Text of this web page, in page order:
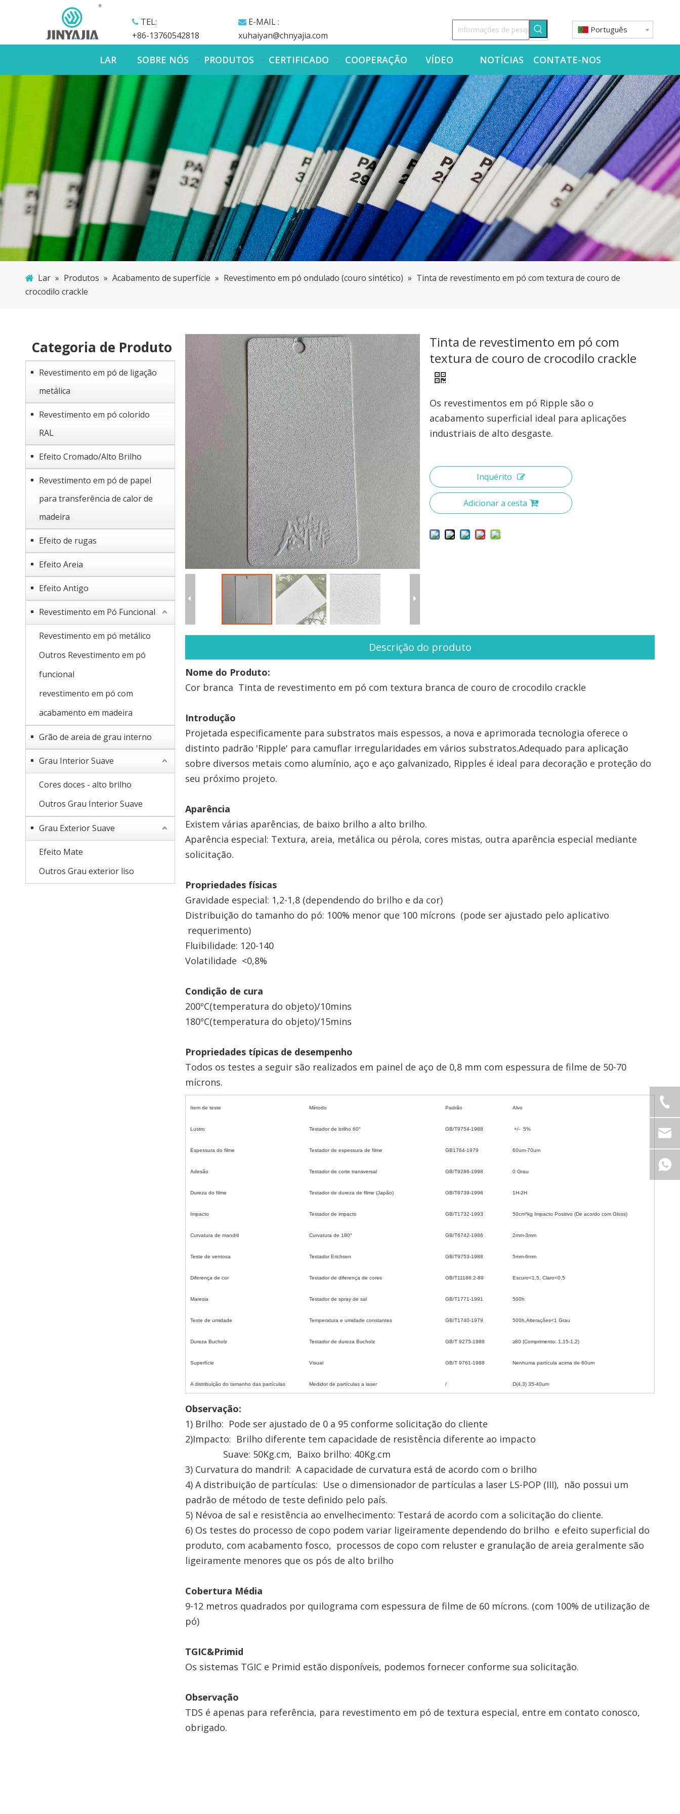
TEL:
+86-13760542818
 E-MAIL :
xuhaiyan@chnyajia.com
Português
LAR SOBRE NÓS PRODUTOS CERTIFICADO COOPERAÇÃO VÍDEO NOTÍCIAS CONTATE-NOS
Lar » Produtos » Acabamento de superfície » Revestimento em pó ondulado (couro sintético) » Tinta de revestimento em pó com textura de couro de
crocodilo crackle
Categoria de Produto
Revestimento em pó de ligação
metálica
Revestimento em pó colorido
RAL
Efeito Cromado/Alto Brilho
Revestimento em pó de papel
para transferência de calor de
madeira
Efeito de rugas
Efeito Areia
Efeito Antigo
Revestimento em Pó Funcional
Revestimento em pó metálico
Outros Revestimento em pó
funcional
revestimento em pó com
acabamento em madeira
Grão de areia de grau interno
Grau Interior Suave
Cores doces - alto brilho
Outros Grau Interior Suave
Grau Exterior Suave
Efeito Mate
Outros Grau exterior liso
Tinta de revestimento em pó com
textura de couro de crocodilo crackle
Os revestimentos em pó Ripple são o
acabamento superficial ideal para aplicações
industriais de alto desgaste.
Inquérito
Adicionar a cesta
Descrição do produto
Nome do Produto:
Cor branca Tinta de revestimento em pó com textura branca de couro de crocodilo crackle
Introdução
Projetada especificamente para substratos mais espessos, a nova e aprimorada tecnologia oferece o
distinto padrão 'Ripple' para camuflar irregularidades em vários substratos.Adequado para aplicação
sobre diversos metais como alumínio, aço e aço galvanizado, Ripples é ideal para decoração e proteção do
seu próximo projeto.
Aparência
Existem várias aparências, de baixo brilho a alto brilho.
Aparência especial: Textura, areia, metálica ou pérola, cores mistas, outra aparência especial mediante
solicitação.
Propriedades físicas
Gravidade especial: 1,2-1,8 (dependendo do brilho e da cor)
Distribuição do tamanho do pó: 100% menor que 100 mícrons (pode ser ajustado pelo aplicativo
requerimento)
Fluibilidade: 120-140
Volatilidade <0,8%
Condição de cura
200ºC(temperatura do objeto)/10mins
180ºC(temperatura do objeto)/15mins
Propriedades típicas de desempenho
Todos os testes a seguir são realizados em painel de aço de 0,8 mm com espessura de filme de 50-70
mícrons.
Item de teste Método Padrão Alvo
Lustro Testador de brilho 60° GB/T9754-1988 +/- 5%
Espessura do filme Testador de espessura de filme GB1764-1979 60um-70um
Adesão Testador de corte transversal GB/T9286-1998 0 Grau
Dureza do filme Testador de dureza de filme (Japão) GB/T6739-1996 1H-2H
Impacto Testador de impacto GB/T1732-1993 50cm*kg Impacto Positivo (De acordo com Gloss)
Curvatura de mandril Curvatura de 180° GB/T6742-1986 2mm-3mm
Teste de ventosa Testador Erichsen GB/T9753-1988 5mm-6mm
Diferença de cor Testador de diferença de cores GB/T11186.2-89 Escuro<1,5, Claro<0,5
Maresia Testador de spray de sal GB/T1771-1991 500h
Teste de umidade Temperatura e umidade constantes GB/T1740-1979 500h,Alterações<1 Grau
Dureza Bucholz Testador de dureza Bucholz GB/T 9275-1988 ≥80 (Comprimento: 1,15-1,2)
Superfície Visual GB/T 9761-1988 Nenhuma partícula acima de 60um
A distribuição do tamanho das partículas Medidor de partículas a laser / D(4,3) 35-40um
Observação:
1) Brilho: Pode ser ajustado de 0 a 95 conforme solicitação do cliente
2)Impacto: Brilho diferente tem capacidade de resistência diferente ao impacto
Suave: 50Kg.cm, Baixo brilho: 40Kg.cm
3) Curvatura do mandril: A capacidade de curvatura está de acordo com o brilho
4) A distribuição de partículas: Use o dimensionador de partículas a laser LS-POP (III), não possui um
padrão de método de teste definido pelo país.
5) Névoa de sal e resistência ao envelhecimento: Testará de acordo com a solicitação do cliente.
6) Os testes do processo de copo podem variar ligeiramente dependendo do brilho e efeito superficial do
produto, com acabamento fosco, processos de copo com reluster e granulação de areia geralmente são
ligeiramente menores que os pós de alto brilho
Cobertura Média
9-12 metros quadrados por quilograma com espessura de filme de 60 mícrons. (com 100% de utilização de
pó)
TGIC&Primid
Os sistemas TGIC e Primid estão disponíveis, podemos fornecer conforme sua solicitação.
Observação
TDS é apenas para referência, para revestimento em pó de textura especial, entre em contato conosco,
obrigado.